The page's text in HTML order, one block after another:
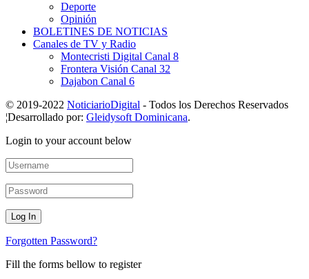
Deporte
Opinión
BOLETINES DE NOTICIAS
Canales de TV y Radio
Montecristi Digital Canal 8
Frontera Visión Canal 32
Dajabon Canal 6
© 2019-2022 NoticiarioDigital - Todos los Derechos Reservados
¦Desarrollado por: Gleidysoft Dominicana.
Login to your account below
Forgotten Password?
Fill the forms bellow to register